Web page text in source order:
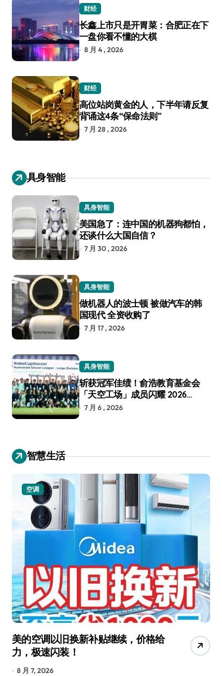
财经
长鑫上市只是开胃菜：合肥正在下
一盘你看不懂的大棋
8 月 4 , 2026
财经
高位站岗黄金的人，下半年请反复
背诵这4条“保命法则”
7 月 28 , 2026
具身智能
具身智能
美国急了：连中国的机器狗都怕，
还谈什么大国自信？
7 月 30 , 2026
具身智能
做机器人的波士顿 被做汽车的韩
国现代 全资收购了
7 月 17 , 2026
具身智能
斩获冠军佳绩！俞浩教育基金会
「天空工场」成员闪耀 2026
RoboCup 机器人世界杯
7 月 6 , 2026
智慧生活
小家电
追觅清洁电器全球累计出货量破
4000万台，技术创新驱动多品类增
长
8 月 6, 2026